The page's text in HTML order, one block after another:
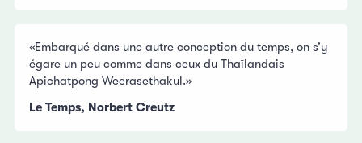
«Embarqué dans une autre conception du temps, on s’y
égare un peu comme dans ceux du Thaïlandais
Apichatpong Weerasethakul.»
Le Temps, Norbert Creutz